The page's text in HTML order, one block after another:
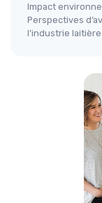
Impact
Perspectives
l’industrie laitière